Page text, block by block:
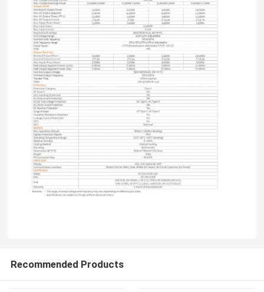
Video
Tentang kami
Tur Pabrik
Kontrol Kualitas
Hubungi Kami
Recommended Products